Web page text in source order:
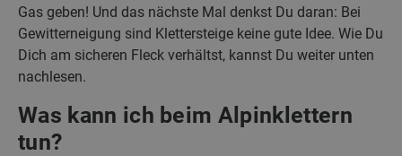
Gas geben! Und das nächste Mal denkst Du daran: Bei
Gewitterneigung sind Klettersteige keine gute Idee. Wie Du
Dich am sicheren Fleck verhältst, kannst Du weiter unten
nachlesen.
Was kann ich beim Alpinklettern
tun?